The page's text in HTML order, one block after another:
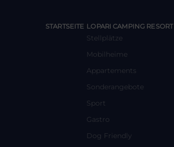
STARTSEITE LOPARI CAMPING RESORT
Stellplätze
Mobilheime
Appartements
Sonderangebote
Sport
Gastro
Dog Friendly
y